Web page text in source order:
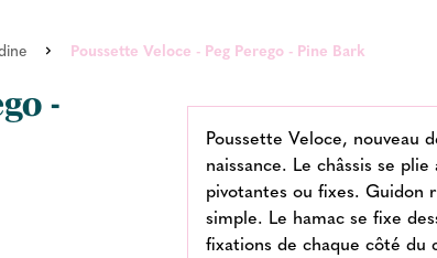
Poussette Veloce - Peg Perego - Pine Bark
-
Poussette Veloce, nouveau
naissance. Le châssis se
pivotantes ou fixes. Guidon
simple. Le hamac se fixe
fixations de chaque côté du